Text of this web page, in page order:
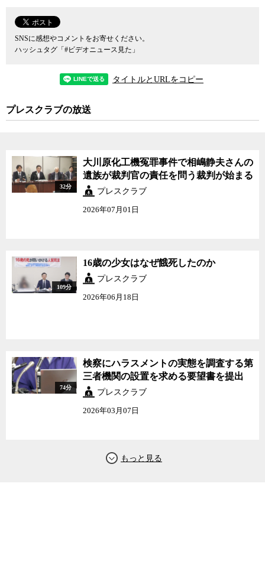
たということですから、当然そのことは認識してその価格で買うこ
とも認めていた。つまり故意があると言えると思う」と語り、石原
氏個人の責任は免れないことを強調した。
SNSに感想やコメントをお寄せください。
ハッシュタグ「#ビデオニュース見た」
タイトルとURLをコピー
プレスクラブの放送
32分
大川原化工機冤罪事件で相嶋静夫さんの
遺族が裁判官の責任を問う裁判が始まる
プレスクラブ
2026年07月01日
109分
16歳の少女はなぜ餓死したのか
プレスクラブ
2026年06月18日
74分
検察にハラスメントの実態を調査する第
三者機関の設置を求める要望書を提出
プレスクラブ
2026年03月07日